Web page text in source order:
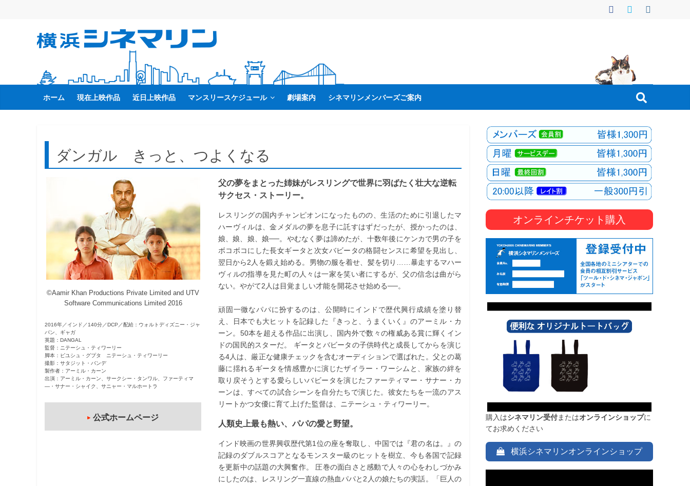
ス
ッ
横
浜
シ
ネ
マ
ン
ホーム 現在上映作品 近日上映作品 マンスリースケジュール 劇場案内 シネマリンメンバーズご案内
ダンガル きっと、つよくなる
©Aamir Khan Productions Private Limited and UTV
Software Communications Limited 2016
2016年／インド／140分／DCP／配給：ウォルトディズニー・ジャ
パン、ギャガ
英題：DANGAL
監督：ニテーシュ・ティワーリー
脚本：ピユシュ・グプタ ニテーシュ・ティワーリー
撮影：サタジット・バンデ
製作者：アーミル・カーン
出演：アーミル・カーン、サークシー・タンワル、ファーティマ
―・サナー・シャイク、サニャー・マルホートラ
公式ホームページ
父の夢をまとった姉妹がレスリングで世界に羽ばたく壮大な逆転
サクセス・ストーリー。
レスリングの国内チャンピオンになったものの、生活のために引退したマ
ハーヴィルは、金メダルの夢を息子に託すはずだったが、授かったのは、
娘、娘、娘、娘──。やむなく夢は諦めたが、十数年後にケンカで男の子を
ボコボコにした長女ギータと次女バビータの格闘センスに希望を見出し、
翌日から2人を鍛え始める。男物の服を着せ、髪を切り……暴走するマハー
ヴィルの指導を見た町の人々は一家を笑い者にするが、父の信念は曲がら
ない。やがて2人は目覚ましい才能を開花させ始める──。
頑固一徹なパパに扮するのは、公開時にインドで歴代興行成績を塗り替
え、日本でも大ヒットを記録した『きっと、うまくいく』のアーミル・カ
ーン。50本を超える作品に出演し、国内外で数々の権威ある賞に輝くイン
ドの国民的スターだ。 ギータとバビータの子供時代と成長してからを演じ
る4人は、厳正な健康チェックを含むオーディションで選ばれた。父との葛
藤に揺れるギータを情感豊かに演じたザイラー・ワーシムと、家族の絆を
取り戻そうとする愛らしいバビータを演じたファーティマー・サナー・カ
ーンは、すべての試合シーンを自分たちで演じた。彼女たちを一流のアス
リートかつ女優に育て上げた監督は、ニテーシュ・ティワーリー。
人類史上最も熱い、パパの愛と野望。
インド映画の世界興収歴代第1位の座を奪取し、中国では『君の名は。』の
記録のダブルスコアとなるモンスター級のヒットを樹立、今も各国で記録
を更新中の話題の大興奮作。 圧巻の面白さと感動で人々の心をわしづかみ
にしたのは、レスリング一直線の熱血パパと2人の娘たちの実話。「巨人の
オンラインチケット購入
購入はシネマリン受付またはオンラインショップに
てお求めください
横浜シネマリンオンラインショップ